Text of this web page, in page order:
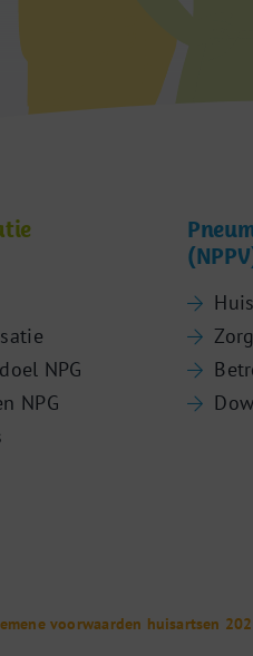
NPG
NPG
voorwaarden huisartsen